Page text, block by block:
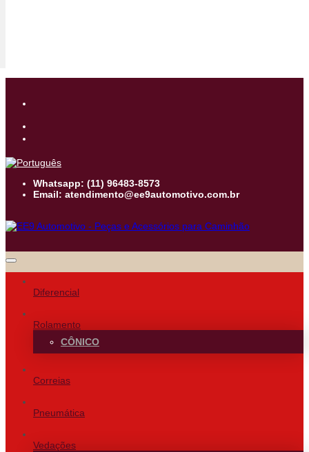
Whatsapp: (11) 96483-8573
Email: atendimento@ee9automotivo.com.br
Diferencial
Rolamento
CÔNICO
Correias
Pneumática
Vedações